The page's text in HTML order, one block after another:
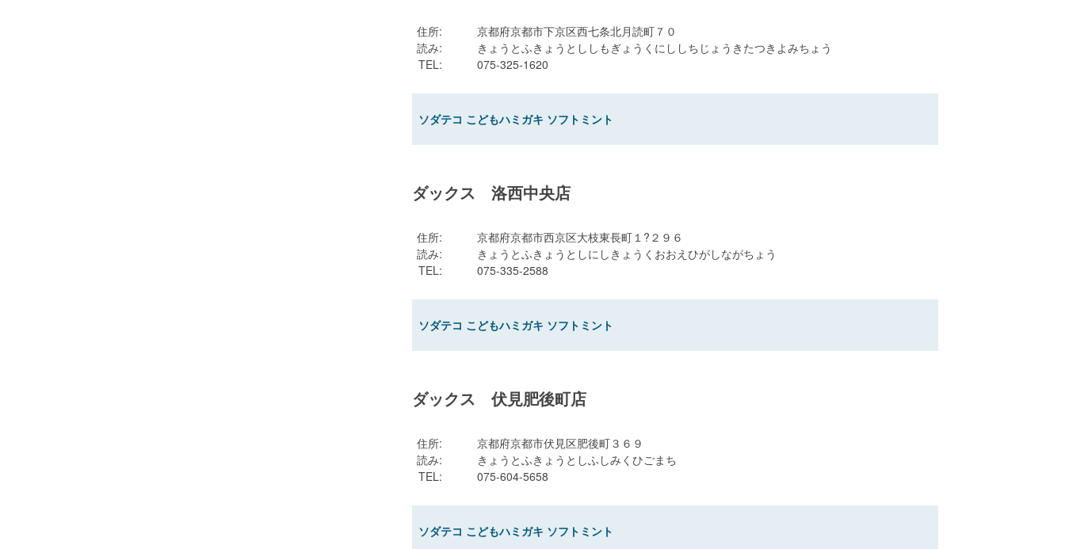
住所:
京都府京都市下京区西七条北月読町７０
読み:
きょうとふきょうとししもぎょうくにししちじょうきたつきよみちょう
TEL: 075-325-1620
ソダテコ こどもハミガキ ソフトミント
ダックス 洛西中央店
住所:
京都府京都市西京区大枝東長町１?２９６
読み:
きょうとふきょうとしにしきょうくおおえひがしながちょう
TEL: 075-335-2588
ソダテコ こどもハミガキ ソフトミント
ダックス 伏見肥後町店
住所:
京都府京都市伏見区肥後町３６９
読み:
きょうとふきょうとしふしみくひごまち
TEL: 075-604-5658
ソダテコ こどもハミガキ ソフトミント